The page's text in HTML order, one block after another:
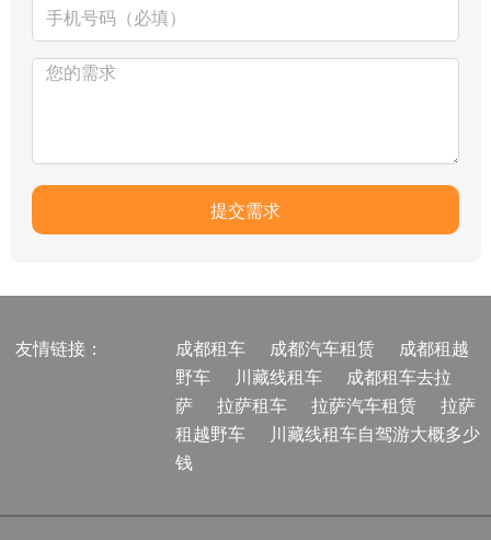
友情链接： 成都租车 成都汽车租赁
成都租越
野车
川藏线租车
成都租车去拉
萨
拉萨租车 拉萨汽车租赁
拉萨
租越野车
川藏线租车自驾游大概多少
钱